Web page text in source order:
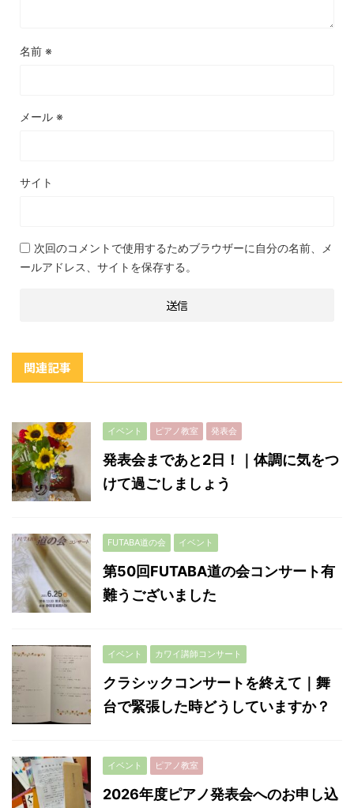
名前 ※
メール ※
サイト
次回のコメントで使用するためブラウザーに自分の名前、メ
ールアドレス、サイトを保存する。
関連記事
イベント ピアノ教室 発表会
発表会まであと2日！｜体調に気をつ
けて過ごしましょう
FUTABA道の会 イベント
第50回FUTABA道の会コンサート有
難うございました
イベント カワイ講師コンサート
クラシックコンサートを終えて｜舞
台で緊張した時どうしていますか？
イベント ピアノ教室
2026年度ピアノ発表会へのお申し込